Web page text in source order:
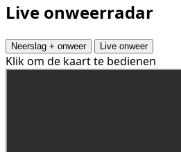
Live onweerradar
Neerslag + onweer Live onweer
Klik om de kaart te bedienen